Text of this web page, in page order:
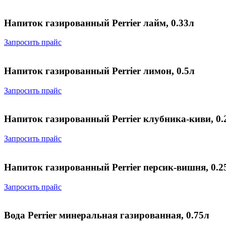
Напиток газированный Perrier лайм, 0.33л
Запросить прайс
Напиток газированный Perrier лимон, 0.5л
Запросить прайс
Напиток газированный Perrier клубника-киви,
Запросить прайс
Напиток газированный Perrier персик-вишня,
Запросить прайс
Вода Perrier минеральная газированная, 0.75л